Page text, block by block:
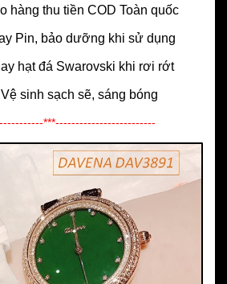
hàng thu tiền COD Toàn quốc
Pin, bảo dưỡng khi sử dụng
hạt đá Swarovski khi rơi rớt
Vệ sinh sạch sẽ, sáng bóng
***-------------------------